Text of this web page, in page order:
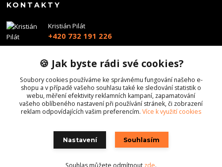
KONTAKTY
Kristián Pilát
+420 732 191 226
info@profiairsoft.cz
🍪 Jak byste rádi své cookies?
Soubory cookies používáme ke správnému fungování našeho e-
shopu a v případě vašeho souhlasu také ke sledování statistik o
webu, měření efektivity reklamních kampaní, zapamatování
vašeho oblíbeného nastavení při používání stránek, či zobrazení
reklam odpovídajících vašim preferencím. Více k využití cookies
Nastavení Souhlasím
Souhlas můžete odmítnout zde.